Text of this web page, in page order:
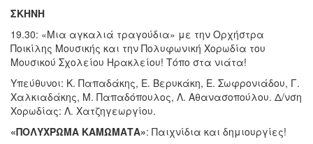
ΣΚΗΝΗ
19.30: «Μια αγκαλιά τραγούδια» με την Ορχήστρα
Ποικίλης Μουσικής και την Πολυφωνική Χορωδία του
Μουσικού Σχολείου Ηρακλείου! Τόπο στα νιάτα!
Υπεύθυνοι: Κ. Παπαδάκης, Ε. Βερυκάκη, Ε. Σωφρονιάδου, Γ.
Χαλκιαδάκης, Μ. Παπαδόπουλος, Λ. Αθανασοπούλου. Δ/νση
Χορωδίας: Λ. Χατζηγεωργίου.
«ΠΟΛΥΧΡΩΜΑ ΚΑΜΩΜΑΤΑ»: Παιχνίδια και δημιουργίες!